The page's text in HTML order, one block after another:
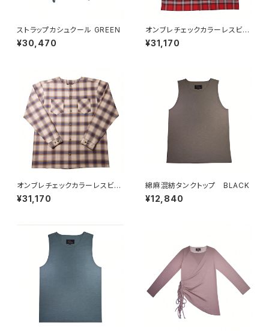
ストラップカシュクール GREEN
¥30,470
オンブレチェックカラーレスビッ
グシャツ RED
¥31,170
オンブレチェックカラーレスビッ
グシャツ BEG
¥31,170
綿麻混紡タンクトップ BLACK
¥12,840